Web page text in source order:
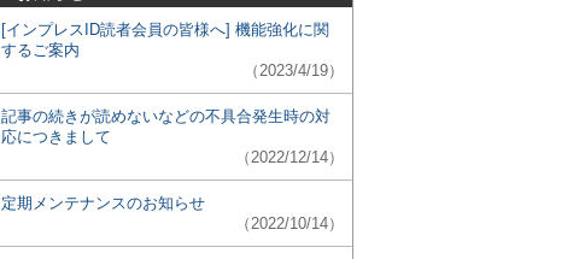
[インプレスID読者会員の皆様へ] 機能強化に関
するご案内
（2023/4/19）
記事の続きが読めないなどの不具合発生時の対
応につきまして
（2022/12/14）
定期メンテナンスのお知らせ
（2022/10/14）